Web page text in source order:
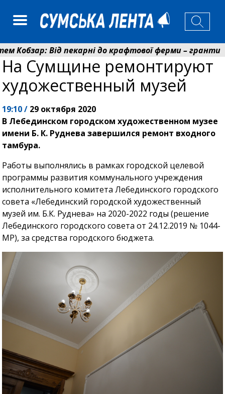
до крафтової ферми – гранти громади
та підземні школи: Романько розповів про ключові
На Сумщине ремонтируют
художественный музей
19:10 / 29 октября 2020
В Лебединском городском художественном музее
имени Б. К. Руднева завершился ремонт входного
тамбура.
Работы выполнялись в рамках городской целевой
программы развития коммунального учреждения
исполнительного комитета Лебединского городского
совета «Лебединский городской художественный
музей им. Б.К. Руднева» на 2020-2022 годы (решение
Лебединского городского совета от 24.12.2019 № 1044-
МР), за средства городского бюджета.